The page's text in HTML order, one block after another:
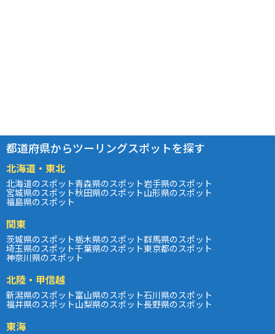
都道府県からツーリングスポットを探す
北海道・東北
北海道のスポット青森県のスポット岩手県のスポット
宮城県のスポット秋田県のスポット山形県のスポット
福島県のスポット
関東
茨城県のスポット栃木県のスポット群馬県のスポット
埼玉県のスポット千葉県のスポット東京都のスポット
神奈川県のスポット
北陸・甲信越
新潟県のスポット富山県のスポット石川県のスポット
福井県のスポット山梨県のスポット長野県のスポット
東海